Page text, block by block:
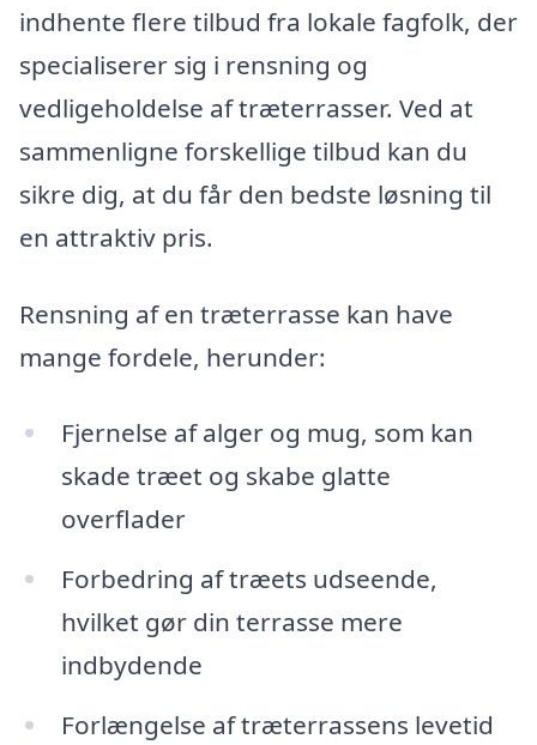
indhente flere tilbud fra lokale fagfolk, der
specialiserer sig i rensning og
vedligeholdelse af træterrasser. Ved at
sammenligne forskellige tilbud kan du
sikre dig, at du får den bedste løsning til
en attraktiv pris.
Rensning af en træterrasse kan have
mange fordele, herunder:
Fjernelse af alger og mug, som kan
skade træet og skabe glatte
overflader
Forbedring af træets udseende,
hvilket gør din terrasse mere
indbydende
Forlængelse af træterrassens levetid